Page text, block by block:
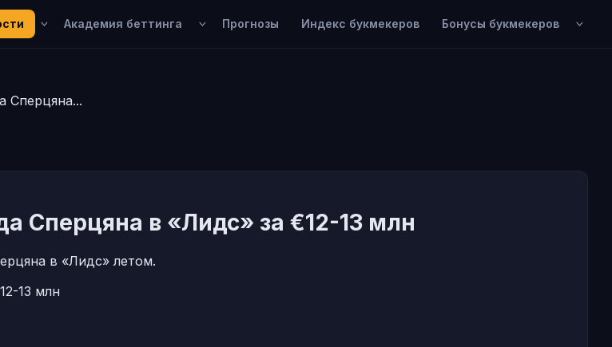
Академия беттинга Прогнозы Индекс букмекеров Бонусы букмекеров
Сперцяна...
Сперцяна в «Лидс» за €12-13 млн
в «Лидс» летом.